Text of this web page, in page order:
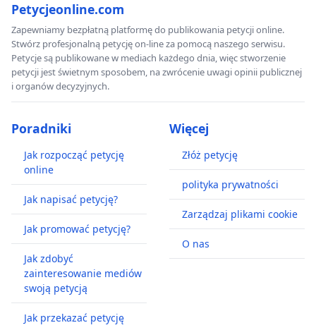
Petycjeonline.com
Zapewniamy bezpłatną platformę do publikowania petycji online.
Stwórz profesjonalną petycję on-line za pomocą naszego serwisu.
Petycje są publikowane w mediach każdego dnia, więc stworzenie
petycji jest świetnym sposobem, na zwrócenie uwagi opinii publicznej
i organów decyzyjnych.
Poradniki
Jak rozpocząć petycję
online
Jak napisać petycję?
Jak promować petycję?
Jak zdobyć
zainteresowanie mediów
swoją petycją
Jak przekazać petycję
Więcej
Złóż petycję
polityka prywatności
Zarządzaj plikami cookie
O nas